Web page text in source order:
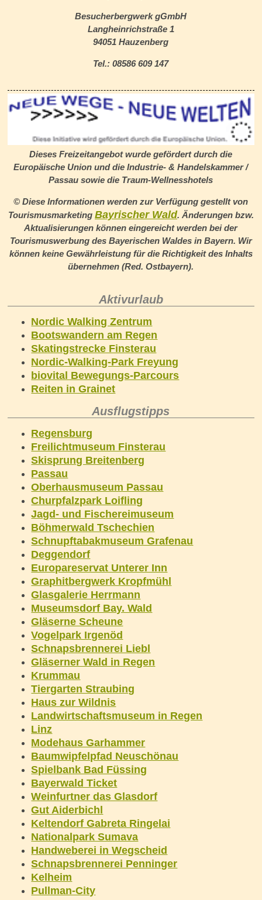
Besucherbergwerk gGmbH
Langheinrichstraße 1
94051 Hauzenberg
Tel.: 08586 609 147
Dieses Freizeitangebot wurde gefördert durch die
Europäische Union und die Industrie- & Handelskammer /
Passau sowie die Traum-Wellnesshotels
© Diese Informationen werden zur Verfügung gestellt von
Tourismusmarketing Bayrischer Wald. Änderungen bzw.
Aktualisierungen können eingereicht werden bei der
Tourismuswerbung des Bayerischen Waldes in Bayern. Wir
können keine Gewährleistung für die Richtigkeit des Inhalts
übernehmen (Red. Ostbayern).
Aktivurlaub
Nordic Walking Zentrum
Bootswandern am Regen
Skatingstrecke Finsterau
Nordic-Walking-Park Freyung
biovital Bewegungs-Parcours
Reiten in Grainet
Ausflugstipps
Regensburg
Freilichtmuseum Finsterau
Skisprung Breitenberg
Passau
Oberhausmuseum Passau
Churpfalzpark Loifling
Jagd- und Fischereimuseum
Böhmerwald Tschechien
Schnupftabakmuseum Grafenau
Deggendorf
Europareservat Unterer Inn
Graphitbergwerk Kropfmühl
Glasgalerie Herrmann
Museumsdorf Bay. Wald
Gläserne Scheune
Vogelpark Irgenöd
Schnapsbrennerei Liebl
Gläserner Wald in Regen
Krummau
Tiergarten Straubing
Haus zur Wildnis
Landwirtschaftsmuseum in Regen
Linz
Modehaus Garhammer
Baumwipfelpfad Neuschönau
Spielbank Bad Füssing
Bayerwald Ticket
Weinfurtner das Glasdorf
Gut Aiderbichl
Keltendorf Gabreta Ringelai
Nationalpark Sumava
Handweberei in Wegscheid
Schnapsbrennerei Penninger
Kelheim
Pullman-City